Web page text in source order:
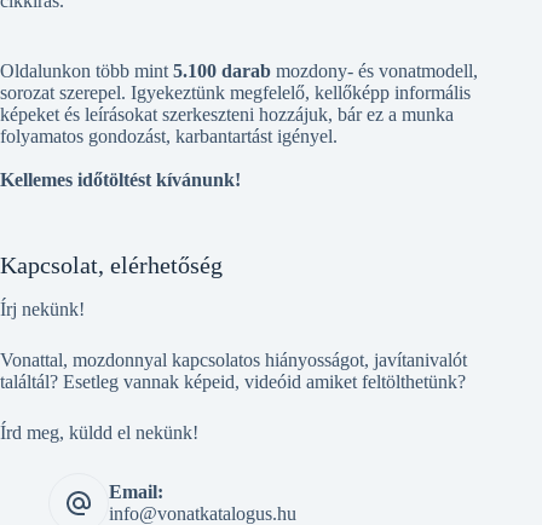
Oldalunkon több mint 5.100 darab mozdony- és vonatmodell,
sorozat szerepel. Igyekeztünk megfelelő, kellőképp informális
képeket és leírásokat szerkeszteni hozzájuk, bár ez a munka
folyamatos gondozást, karbantartást igényel.
Kellemes időtöltést kívánunk!
Kapcsolat, elérhetőség
Írj nekünk!
Vonattal, mozdonnyal kapcsolatos hiányosságot, javítanivalót
találtál? Esetleg vannak képeid, videóid amiket feltölthetünk?
Írd meg, küldd el nekünk!
Email:
info@vonatkatalogus.hu